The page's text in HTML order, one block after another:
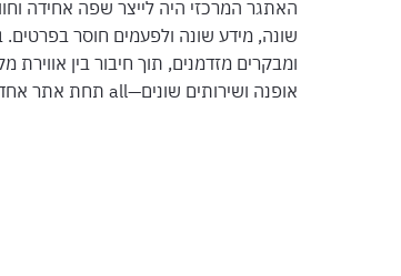
האתגר המרכזי היה לייצר שפה אחידה
שונה, מידע שונה ולפעמים חוסר בפרטים.
ומבקרים מזדמנים, תוך חיבור בין אווירת
אופנה ושירותים שונים—all תחת אתר אחד.